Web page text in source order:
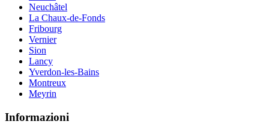
Neuchâtel
La Chaux-de-Fonds
Fribourg
Vernier
Sion
Lancy
Yverdon-les-Bains
Montreux
Meyrin
Informazioni